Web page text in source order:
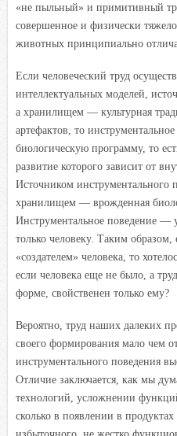
«не пыльный» и примитивный
совершенное и физически
животных принципиально
Если человеческий труд
интеллектуальных моделей,
а хранилищем — культурная
артефактов, то
биологическую программу, то
развитие которого зависит от
Источником инструментального
хранилищем — врожденная
Инструментальное поведение —
только человеку. Таким
«создателем» человека, то
если человека еще не было, а
форме, свойственен только ему?
Вероятно, труд наших далеких
своего формирования мало чем
инструментального поведения
Отличие заключается, как мы
технологий, усложнении
сколько в появлении в продуктах